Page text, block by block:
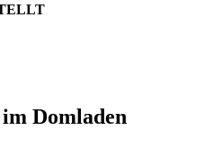
Domladen